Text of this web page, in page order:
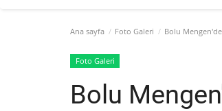
Ana sayfa Foto Galeri Bolu
Foto Galeri
Bolu